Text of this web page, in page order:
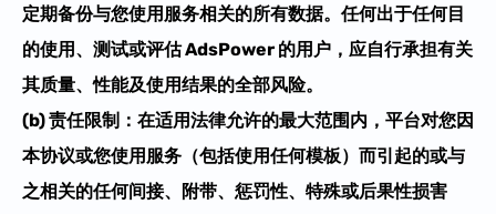
定期备份与您使用服务相关的所有数据。任何出于任何目
的使用、测试或评估 AdsPower 的用户，应自行承担有关
其质量、性能及使用结果的全部风险。
(b)责任限制 ：在适用法律允许的最大范围内，平台对您因
本协议或您使用服务（包括使用任何模板）而引起的或与
之相关的任何间接、附带、惩罚性、特殊或后果性损害